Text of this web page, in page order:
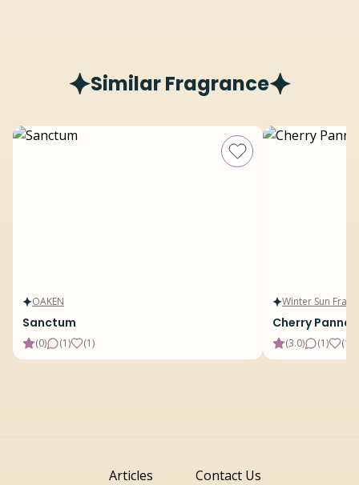
Similar Fragrance
OAKEN
Sanctum
(0) (1) (1)
Winter Sun
Cherry Panna
(3.0) (1) (15
Articles Contact Us